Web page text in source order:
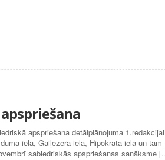
apspriešana detālplānojuma 1.redakcijai
ielā, Gaiļezera ielā, Hipokrāta ielā un tam
sabiedriskās apspriešanas sanāksme